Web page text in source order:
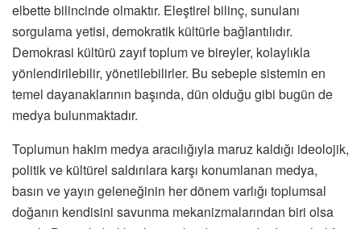
elbette bilincinde olmaktır. Eleştirel bilinç, sunulanı
sorgulama yetisi, demokratik kültürle bağlantılıdır.
Demokrasi kültürü zayıf toplum ve bireyler, kolaylıkla
yönlendirilebilir, yönetilebilirler. Bu sebeple sistemin en
temel dayanaklarının başında, dün olduğu gibi bugün de
medya bulunmaktadır.
Toplumun hakim medya aracılığıyla maruz kaldığı ideolojik,
politik ve kültürel saldırılara karşı konumlanan medya,
basın ve yayın geleneğinin her dönem varlığı toplumsal
doğanın kendisini savunma mekanizmalarından biri olsa